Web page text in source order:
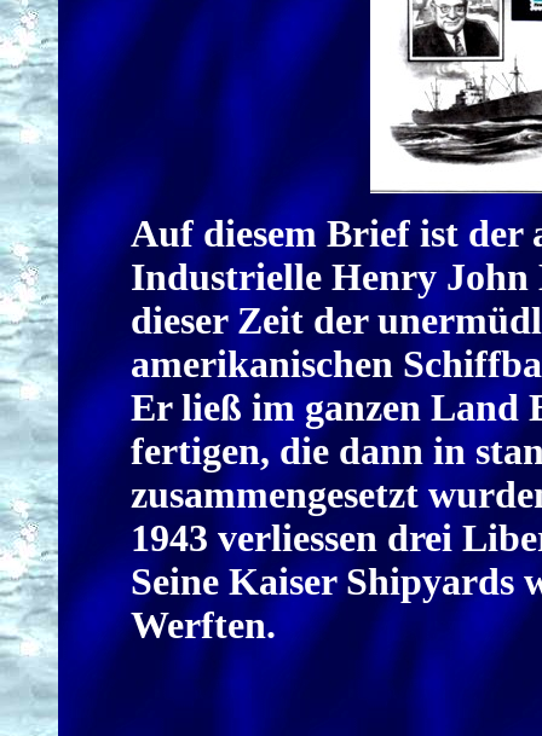
Auf diesem Brief ist
Industrielle Henry John
dieser Zeit der
amerikanischen
Er ließ im ganzen Land
fertigen, die dann in
zusammengesetzt
1943 verliessen drei
Seine Kaiser Shipyards
Werften.